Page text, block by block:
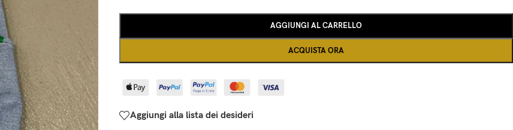
AGGIUNGI AL CARRELLO
ACQUISTA ORA
Aggiungi alla lista dei desideri